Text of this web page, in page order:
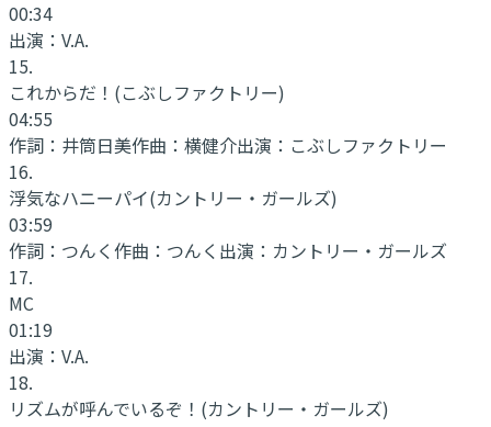
00:34
出演： V.A.
15.
これからだ！ (こぶしファクトリー)
04:55
作詞： 井筒日美作曲： 横健介出演： こぶしファクトリー
16.
浮気なハニーパイ(カントリー・ガールズ)
03:59
作詞： つんく作曲： つんく 出演： カントリー・ガールズ
17.
MC
01:19
出演： V.A.
18.
リズムが呼んでいるぞ！ (カントリー・ガールズ)